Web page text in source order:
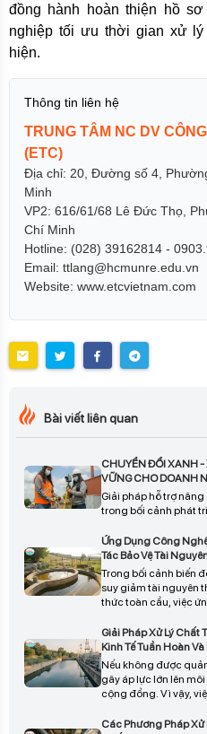
đồng hành hoàn thiện hồ
nghiệp tối ưu thời gian xử
hiện.
Thông tin liên hệ
TRUNG TÂM NC DV
(ETC)
Địa chỉ: 20, Đường số 4,
Minh
VP2: 616/61/68 Lê Đức Thọ,
Chí Minh
Hotline: (028) 39162814 -
Email: ttlang@hcmunre.edu.vn
Website: www.etcvietnam.com
Bài viết liên quan
CHUYỂN ĐỔI XANH -
VỮNG CHO DOANH
Giải pháp hỗ trợ
trong bối cảnh phát
Ứng Dụng Công
Tác Bảo Vệ Tài
Trong bối cảnh biến
suy giảm tài nguyên
thức toàn cầu, việc
nguyên và phát triển
Giải Pháp Xử Lý Chất
Kinh Tế Tuần Hoàn
Nếu không được
gây áp lực lớn lên
cộng đồng. Vì vậy,
xanh đang trở thành
Các Phương Pháp